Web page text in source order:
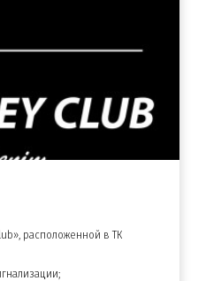
расположенной в ТК